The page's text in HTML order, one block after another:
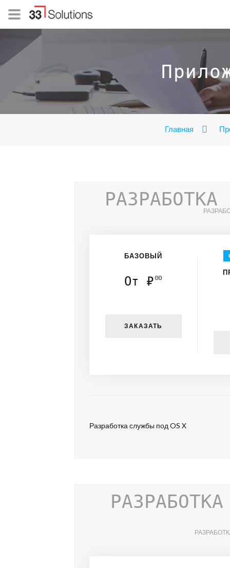
Главная
БАЗОВЫЙ
От ₽00
ЗАКАЗАТЬ
Разработка службы под OS X